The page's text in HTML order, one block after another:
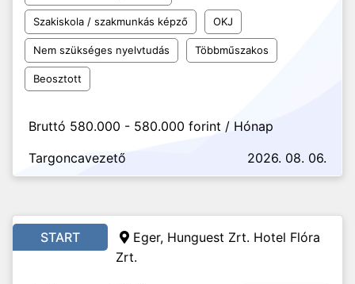
Szakiskola / szakmunkás képző OKJ
Nem szükséges nyelvtudás Többműszakos
Beosztott
Bruttó 580.000 - 580.000 forint / Hónap
Targoncavezető
2026. 08. 06.
START
Eger, Hunguest Zrt. Hotel Flóra
Zrt.